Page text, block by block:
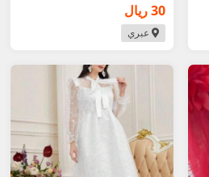
30 ريال
عبري